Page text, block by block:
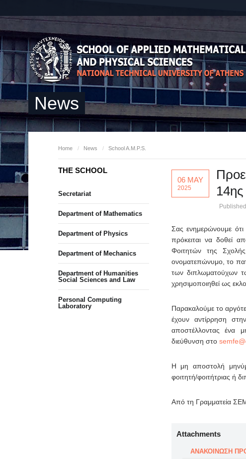
News
Home / News / School A.M.P.S.
06 MAY
2025
Σας ενημερώνουμε
πρόκειται να δοθεί
Φοιτητών της
ονοματεπώνυμο, το
των διπλωματούχων
χρησιμοποιηθεί ως
Παρακαλούμε το
έχουν αντίρρηση
αποστέλλοντας ένα
διεύθυνση στο
Η μη αποστολή
φοιτητή/φοιτήτριας ή
Από τη Γραμματεία
Attachments
ΑΝΑΚΟΙΝΩΣΗ
THE SCHOOL
Secretariat
Department of Mathematics
Department of Physics
Department of Mechanics
Department of Humanities
Social Sciences and Law
Personal Computing
Laboratory